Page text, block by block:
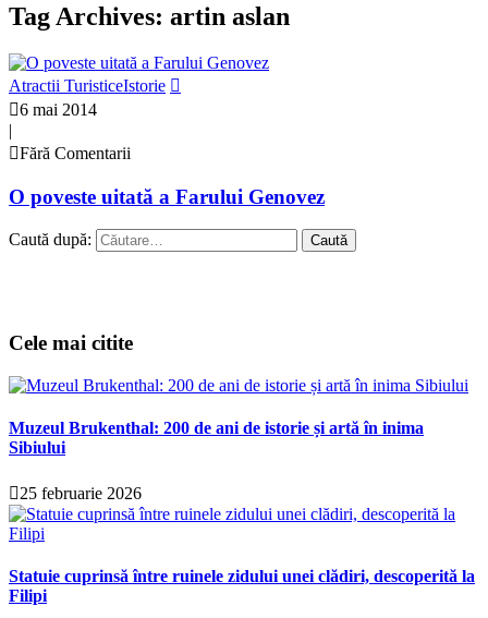
Tag Archives: artin aslan
Atractii TuristiceIstorie
6 mai 2014
|
Fără Comentarii
O poveste uitată a Farului Genovez
Caută după:
Cele mai citite
Muzeul Brukenthal: 200 de ani de istorie și artă în inima
Sibiului
25 februarie 2026
Statuie cuprinsă între ruinele zidului unei clădiri, descoperită la
Filipi